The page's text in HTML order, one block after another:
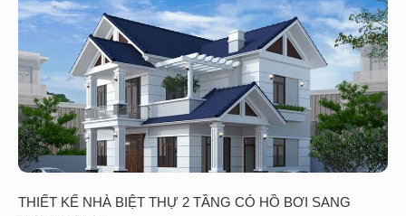
THIẾT KẾ NHÀ BIỆT THỰ 2 TẦNG CÓ HỒ BƠI SANG